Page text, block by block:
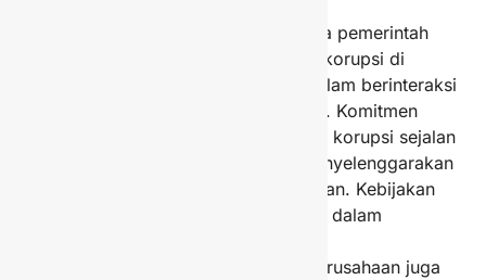
Perusahaan mendukung penuh upaya pemerintah
dalam mencegah dan memberantas korupsi di
lingkungan Perusahaan, termasuk dalam berinteraksi
dengan para pemangku kepentingan. Komitmen
Perusahaan dalam mencegah praktik korupsi sejalan
dengan tujuan pemerintah dalam menyelenggarakan
iklim bisnis yang bersih dan transparan. Kebijakan
anti korupsi PGN Saka telah tertuang dalam
Pencegahan praktik korupsi pada Perusahaan juga